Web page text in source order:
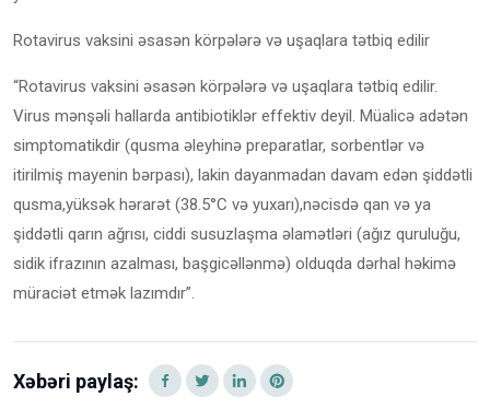
Rotavirus vaksini əsasən körpələrə və uşaqlara tətbiq edilir
“Rotavirus vaksini əsasən körpələrə və uşaqlara tətbiq edilir.
Virus mənşəli hallarda antibiotiklər effektiv deyil. Müalicə adətən
simptomatikdir (qusma əleyhinə preparatlar, sorbentlər və
itirilmiş mayenin bərpası), lakin dayanmadan davam edən şiddətli
qusma,yüksək hərarət (38.5°C və yuxarı),nəcisdə qan və ya
şiddətli qarın ağrısı, ciddi susuzlaşma əlamətləri (ağız quruluğu,
sidik ifrazının azalması, başgicəllənmə) olduqda dərhal həkimə
müraciət etmək lazımdır”.
Xəbəri paylaş: